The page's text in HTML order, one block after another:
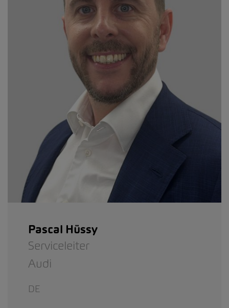
Pascal Hüssy
Serviceleiter
Audi
DE